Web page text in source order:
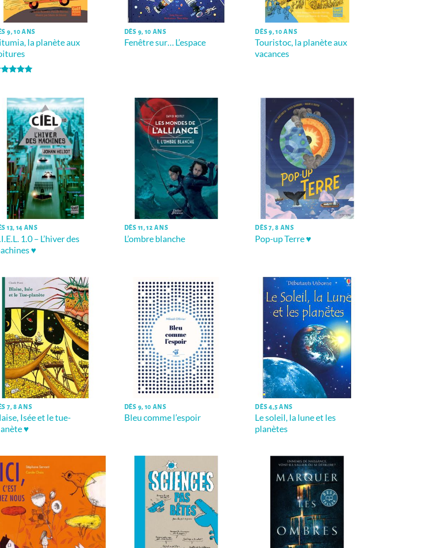
9, 10 ANS
la planète aux
DÈS 9, 10 ANS
Fenêtre sur… L’espace
DÈS 9, 10 ANS
Touristoc, la planète aux
vacances
13, 14 ANS
1.0 – L’hiver des
♥
DÈS 11, 12 ANS
L’ombre blanche
DÈS 7, 8 ANS
Pop-up Terre ♥
7, 8 ANS
Isée et le tue-
♥
DÈS 9, 10 ANS
Bleu comme l’espoir
DÈS 4,5 ANS
Le soleil, la lune et les
planètes